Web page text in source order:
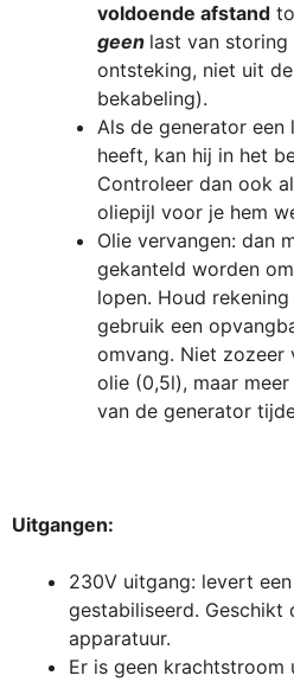
voldoende afstand
geen last van
ontsteking, niet uit
bekabeling).
Als de generator
heeft, kan hij in het
Controleer dan ook
oliepijl voor je hem
Olie vervangen: dan
gekanteld worden
lopen. Houd
gebruik een
omvang. Niet zozeer
olie (0,5l), maar
van de generator
Uitgangen:
230V uitgang: levert
gestabiliseerd. Geschikt
apparatuur.
Er is geen krachtstroom